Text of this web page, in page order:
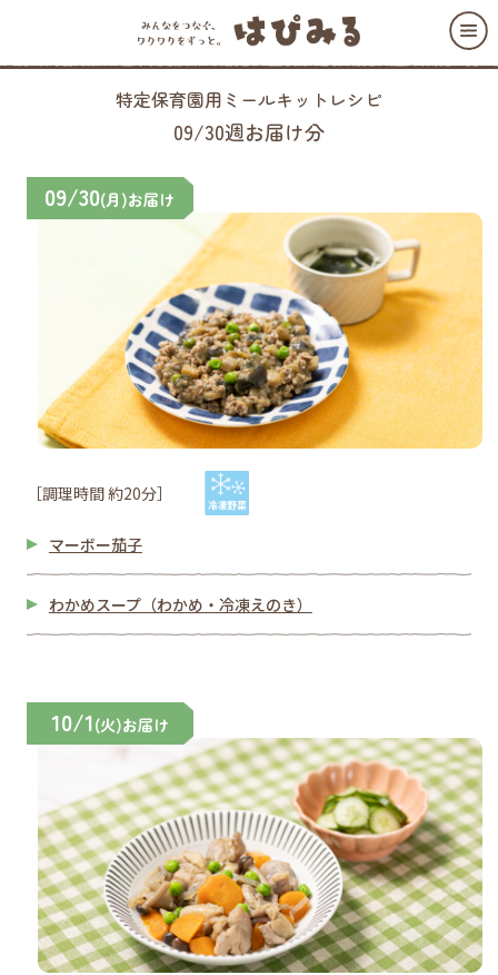
特定保育園用ミールキットレシピ
09/30週お届け分
09/30(月)お届け
［調理時間 約20分］
マーボー茄子
わかめスープ（わかめ・冷凍えのき）
10/1(火)お届け